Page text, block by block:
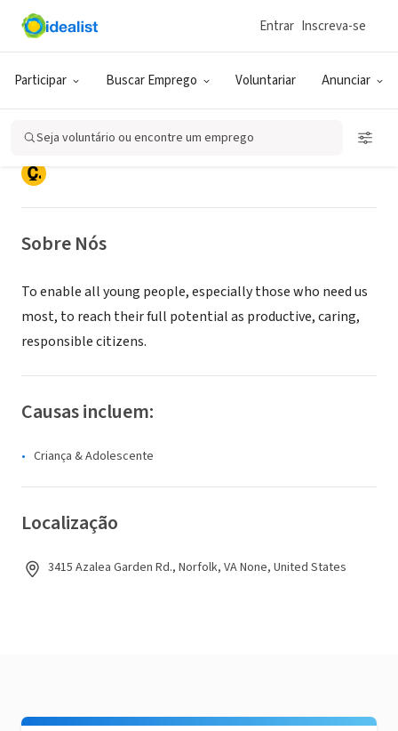
Participar Buscar Emprego Voluntariar Anunciar
Entrar Inscreva-se
Seja voluntário ou encontre um emprego
ONG (SETOR SOCIAL)
Boys & Girls Clubs of Southeast
Virginia
Norfolk, VA|www.bgcseva.org
Sobre Nós
To enable all young people, especially those who need us
most, to reach their full potential as productive, caring,
responsible citizens.
Causas incluem:
Criança & Adolescente
Localização
3415 Azalea Garden Rd., Norfolk, VA None, United States